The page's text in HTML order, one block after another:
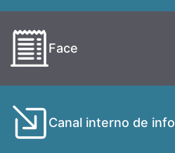
Face
Canal interno de